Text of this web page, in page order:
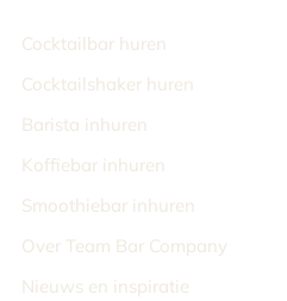
Cocktailbar huren
Cocktailshaker huren
Barista inhuren
Koffiebar inhuren
Smoothiebar inhuren
Over Team Bar Company
Nieuws en inspiratie